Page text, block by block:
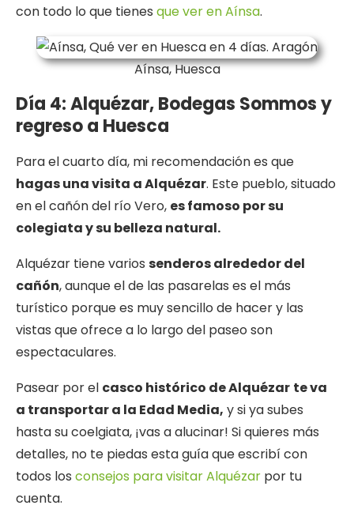
con todo lo que tienes que ver en Aínsa.
Aínsa, Huesca
Día 4: Alquézar, Bodegas Sommos y
regreso a Huesca
Para el cuarto día, mi recomendación es que
hagas una visita a Alquézar. Este pueblo, situado
en el cañón del río Vero, es famoso por su
colegiata y su belleza natural.
Alquézar tiene varios senderos alrededor del
cañón, aunque el de las pasarelas es el más
turístico porque es muy sencillo de hacer y las
vistas que ofrece a lo largo del paseo son
espectaculares.
Pasear por el casco histórico de Alquézar te va
a transportar a la Edad Media, y si ya subes
hasta su coelgiata, ¡vas a alucinar! Si quieres más
detalles, no te piedas esta guía que escribí con
todos los consejos para visitar Alquézar por tu
cuenta.